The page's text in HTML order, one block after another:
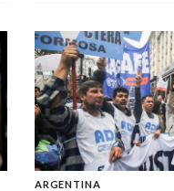
ARGENTINA